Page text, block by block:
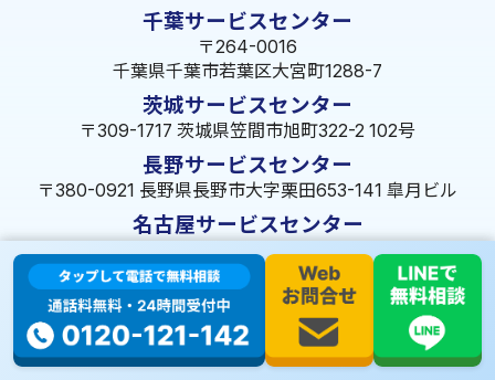
千葉サービスセンター
〒264-0016
千葉県千葉市若葉区大宮町1288-7
茨城サービスセンター
〒309-1717 茨城県笠間市旭町322-2 102号
長野サービスセンター
〒380-0921 長野県長野市大字栗田653-141 皐月ビル
名古屋サービスセンター
〒455-0014 名古屋市港区港楽3-13-22
静岡サービスセンター
〒422-8034 静岡県駿河区高松2-5-10
大阪サービスセンター
〒547-0001 大阪府大阪市平野区加美北5-13-8